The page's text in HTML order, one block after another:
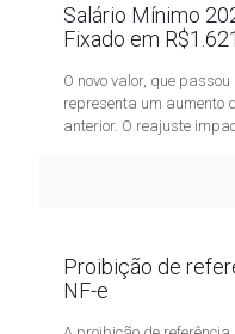
Salário Mínimo
Fixado em R$1.621
O novo valor, que
representa um aumento
anterior. O reajuste
Proibição de
NF-e